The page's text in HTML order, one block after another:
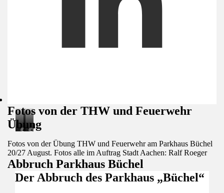
Fotos von der THW und Feuerwehr
Übung
©
dmp/
Ralf
Roeger;
Heute,Freitag,
27.08.2021
2021-
©
dmp/
Ralf
Roeger;
Heute,Freitag,
27.08.2021
2021-
©
dmp/
Ralf
Roeger;
Heute,Freitag,
27.08.2021
2021-
©
dmp/
Ralf
Roeger;
Heute,Freitag,
27.08.2021
2021-
Fotos von der Übung THW und Feuerwehr am Parkhaus Büchel
20/27 August. Fotos alle im Auftrag Stadt Aachen: Ralf Roeger
Abbruch Parkhaus Büchel
Der Abbruch des Parkhaus „Büchel“